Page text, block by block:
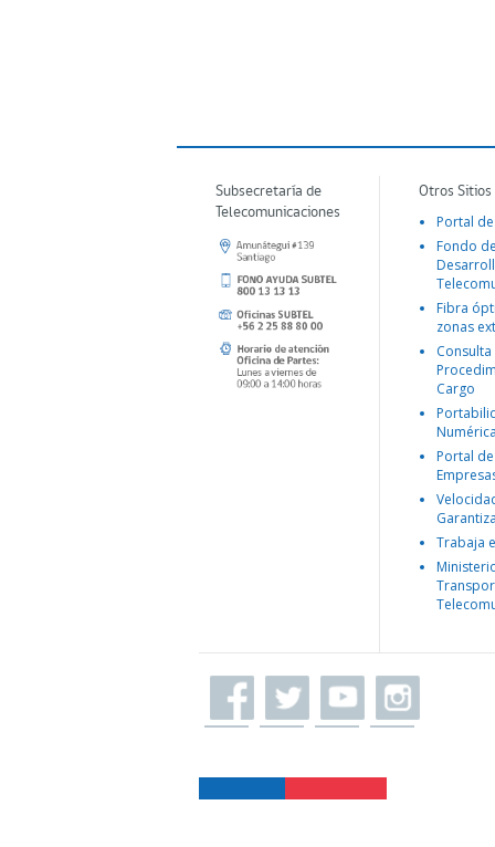
Subsecretaría de
Telecomunicaciones
Otros
Portal
Fondo
Fibra
zonas
Consulta
Cargo
Portal
Trabaja